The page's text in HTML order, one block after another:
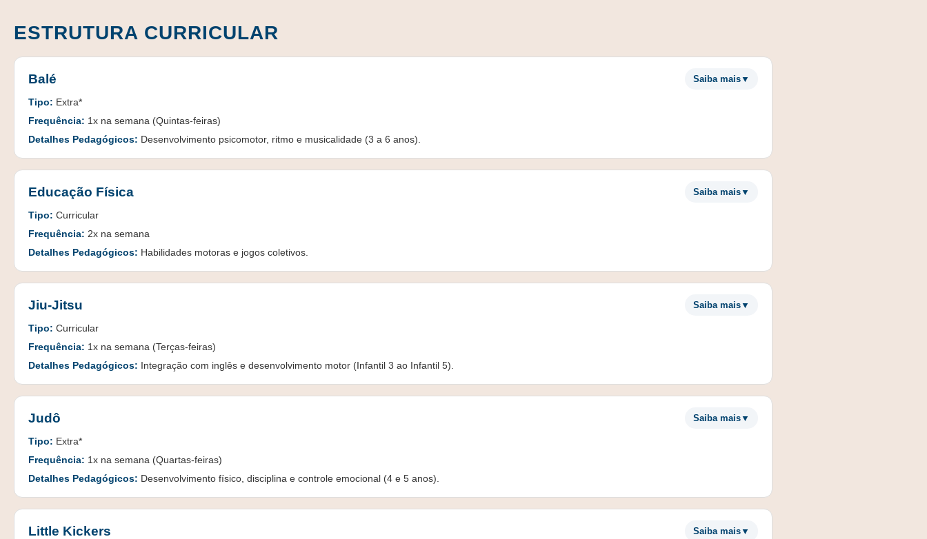
ESTRUTURA CURRICULAR
Balé Saiba mais▼
Tipo: Extra*
Frequência: 1x na semana (Quintas-feiras)
Detalhes Pedagógicos: Desenvolvimento psicomotor, ritmo e musicalidade (3 a 6 anos).
Educação Física Saiba mais▼
Tipo: Curricular
Frequência: 2x na semana
Detalhes Pedagógicos: Habilidades motoras e jogos coletivos.
Jiu-Jitsu Saiba mais▼
Tipo: Curricular
Frequência: 1x na semana (Terças-feiras)
Detalhes Pedagógicos: Integração com inglês e desenvolvimento motor (Infantil 3 ao Infantil 5).
Judô Saiba mais▼
Tipo: Extra*
Frequência: 1x na semana (Quartas-feiras)
Detalhes Pedagógicos: Desenvolvimento físico, disciplina e controle emocional (4 e 5 anos).
Little Kickers Saiba mais▼